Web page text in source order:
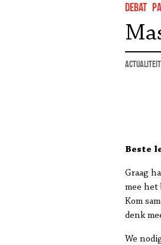
debat
actualiteit
Beste
Graag
mee het
Kom
denk
We